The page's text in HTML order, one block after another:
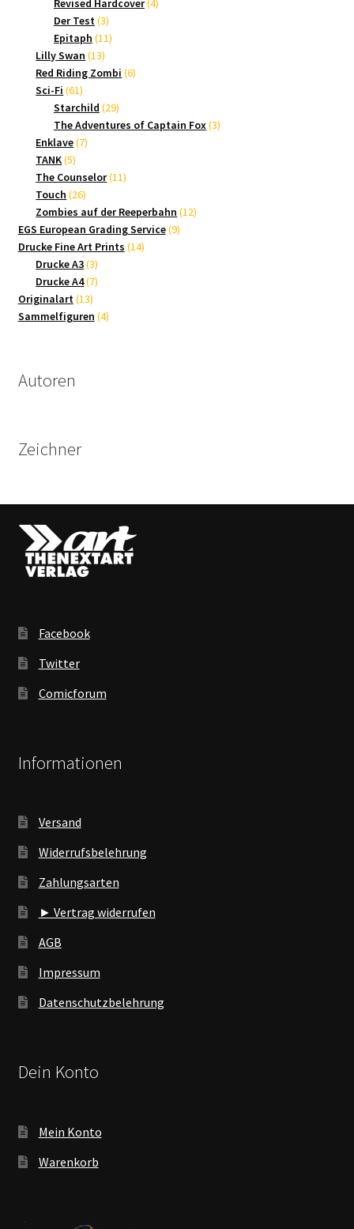
Revised Hardcover 4
Der Test 33
Produkte
Epitaph 1111
Lilly Swan 1313
Produkte
Red Riding Zombi 66
Sci-Fi 6161
Produkte
Starchild 2929
Produkte
The Adventures of Captain Fox 33
Enklave 77
TANK 55
Produkte
The Counselor 1111
Touch 2626
Produkte
Zombies auf der Reeperbahn 1212
EGS European Grading Service 99
Drucke Fine Art Prints 1414
Drucke A3 33
Produkte
Drucke A4 77
Originalart 1313
Produkte
Sammelfiguren 44
Autoren
Zeichner
Facebook
Twitter
Comicforum
Informationen
Versand
Widerrufsbelehrung
Zahlungsarten
► Vertrag widerrufen
AGB
Impressum
Datenschutzbelehrung
Dein Konto
Mein Konto
Warenkorb